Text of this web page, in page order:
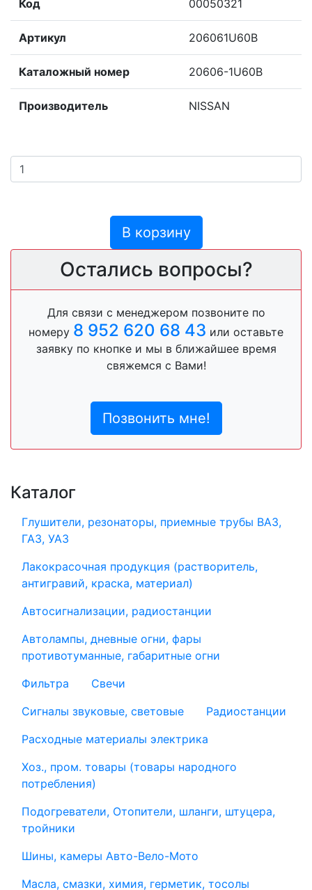
Код 00050321
Артикул 206061U60B
Каталожный номер 20606-1U60B
Производитель NISSAN
В корзину
Остались вопросы?
Для связи с менеджером позвоните по
номеру 8 952 620 68 43 или оставьте
заявку по кнопке и мы в ближайшее время
свяжемся с Вами!
Позвонить мне!
Каталог
Глушители, резонаторы, приемные трубы ВАЗ,
ГАЗ, УАЗ
Лакокрасочная продукция (растворитель,
антигравий, краска, материал)
Автосигнализации, радиостанции
Автолампы, дневные огни, фары
противотуманные, габаритные огни
Фильтра
Свечи
Сигналы звуковые, световые
Радиостанции
Расходные материалы электрика
Хоз., пром. товары (товары народного
потребления)
Подогреватели, Отопители, шланги, штуцера,
тройники
Шины, камеры Авто-Вело-Мото
Масла, смазки, химия, герметик, тосолы